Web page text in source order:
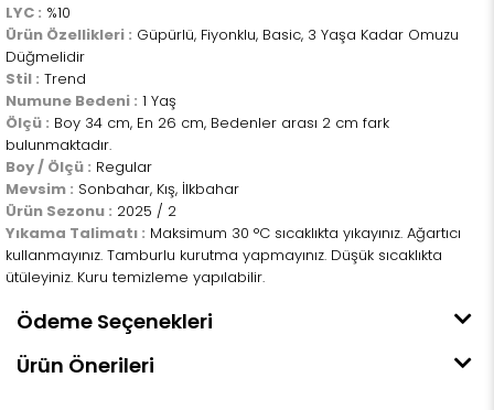
LYC : %10
Ürün Özellikleri : Güpürlü, Fiyonklu, Basic, 3 Yaşa Kadar Omuzu
Düğmelidir
Stil : Trend
Numune Bedeni : 1 Yaş
Ölçü : Boy 34 cm, En 26 cm, Bedenler arası 2 cm fark
bulunmaktadır.
Boy / Ölçü : Regular
Mevsim : Sonbahar, Kış, İlkbahar
Ürün Sezonu : 2025 / 2
Yıkama Talimatı : Maksimum 30 °C sıcaklıkta yıkayınız. Ağartıcı
kullanmayınız. Tamburlu kurutma yapmayınız. Düşük sıcaklıkta
ütüleyiniz. Kuru temizleme yapılabilir.
Ödeme Seçenekleri
Ürün Önerileri